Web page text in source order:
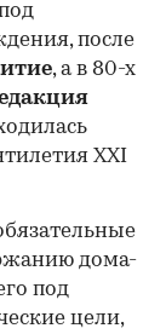
после
, а в 80-х
XXI
дома-
под
цели,